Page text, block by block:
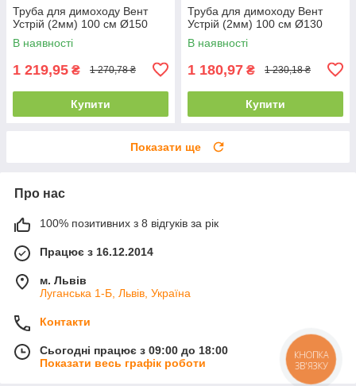
Труба для димоходу Вент
Устрій (2мм) 100 см Ø150
В наявності
1 219,95 ₴ 1 270,78 ₴
Купити
Труба для димоходу Вент
Устрій (2мм) 100 см Ø130
В наявності
1 180,97 ₴ 1 230,18 ₴
Купити
Показати ще
Про нас
100% позитивних з 8 відгуків за рік
Працює з 16.12.2014
м. Львів
Луганська 1-Б, Львів, Україна
Контакти
Сьогодні працює з 09:00 до 18:00
Показати весь графік роботи
КНОПКА
ЗВ'ЯЗКУ